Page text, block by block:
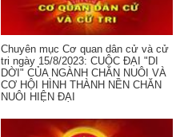
Chuyên mục Cơ quan dân cử và cử
tri ngày 15/8/2023: CUỘC ĐẠI "DI
DỜI" CỦA NGÀNH CHĂN NUÔI VÀ
CƠ HỘI HÌNH THÀNH NỀN CHĂN
NUÔI HIỆN ĐẠI